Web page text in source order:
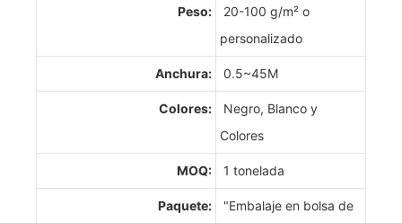
Peso:
20-100 g/m² o
personalizado
Anchura: 0.5~45M
Colores:
Negro, Blanco y
Colores
MOQ: 1 tonelada
Paquete:
"Embalaje en bolsa de